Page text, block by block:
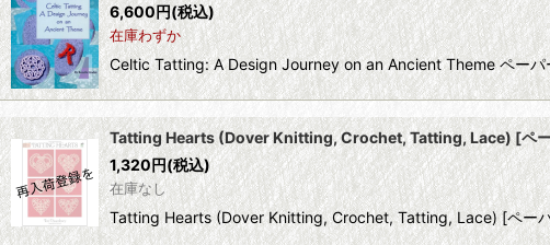
6,600円(税込)
在庫わずか
Celtic Tatting: A Design Journey on an Ancient Theme ペー
Tatting Hearts (Dover Knitting, Crochet, Tatting, Lace) [ペ
1,320円(税込)
在庫なし
Tatting Hearts (Dover Knitting, Crochet, Tatting, Lace) [ペ